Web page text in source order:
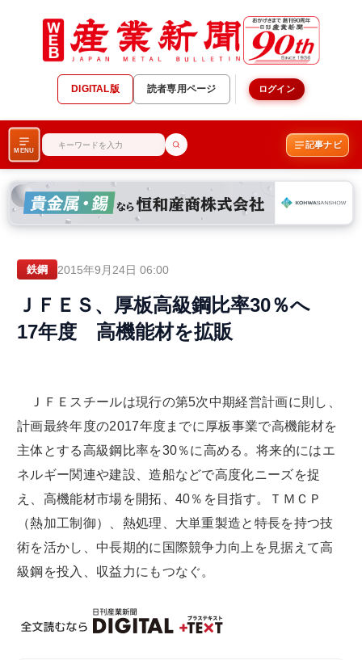
DIGITAL版 読者専用ページ ログイン
MENU
記事ナビ
鉄鋼 2015年9月24日 06:00
ＪＦＥＳ、厚板高級鋼比率30％へ
17年度 高機能材を拡販
ＪＦＥスチールは現行の第5次中期経営計画に則し、
計画最終年度の2017年度までに厚板事業で高機能材を
主体とする高級鋼比率を30％に高める。将来的にはエ
ネルギー関連や建設、造船などで高度化ニーズを捉
え、高機能材市場を開拓、40％を目指す。ＴＭＣＰ
（熱加工制御）、熱処理、大単重製造と特長を持つ技
術を活かし、中長期的に国際競争力向上を見据えて高
級鋼を投入、収益力にもつなぐ。